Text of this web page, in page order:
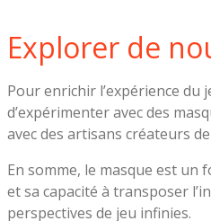
Explorer de
Pour enrichir l’expérience du
d’expérimenter avec des
avec des artisans créateurs
En somme, le masque est un
et sa capacité à transposer
perspectives de jeu infinies.